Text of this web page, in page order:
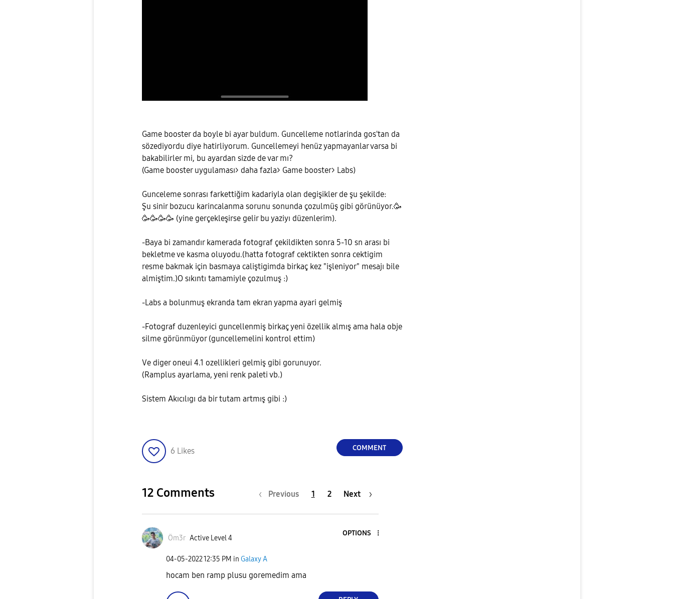
Game booster da boyle bi ayar buldum. Guncelleme notlarinda gos'tan da
sözediyordu diye hatirliyorum. Guncellemeyi henüz yapmayanlar varsa bi
bakabilirler mi, bu ayardan sizde de var mı?
(Game booster uygulaması> daha fazla> Game booster> Labs)
Gunceleme sonrası farkettiğim kadariyla olan degişikler de şu şekilde:
Şu sinir bozucu karincalanma sorunu sonunda çozulmüş gibi görünüyor.🥳
🥳🥳🥳🥳 (yine gerçekleşirse gelir bu yaziyı düzenlerim).
-Baya bi zamandır kamerada fotograf çekildikten sonra 5-10 sn arası bi
bekletme ve kasma oluyodu.(hatta fotograf cektikten sonra cektigim
resme bakmak için basmaya caliştigimda birkaç kez "işleniyor" mesajı bile
almiştim.)O sıkıntı tamamiyle çozulmuş :)
-Labs a bolunmuş ekranda tam ekran yapma ayari gelmiş
-Fotograf duzenleyici guncellenmiş birkaç yeni özellik almış ama hala obje
silme görünmüyor (guncellemelini kontrol ettim)
Ve diger oneui 4.1 ozellikleri gelmiş gibi gorunuyor.
(Ramplus ayarlama, yeni renk paleti vb.)
Sistem Akıcılıgı da bir tutam artmış gibi :)
6 Likes COMMENT
12 Comments Previous 1 2 Next
Öm3r Active Level 4
OPTIONS
‎04-05-202212:35 PM in Galaxy A
hocam ben ramp plusu goremedim ama